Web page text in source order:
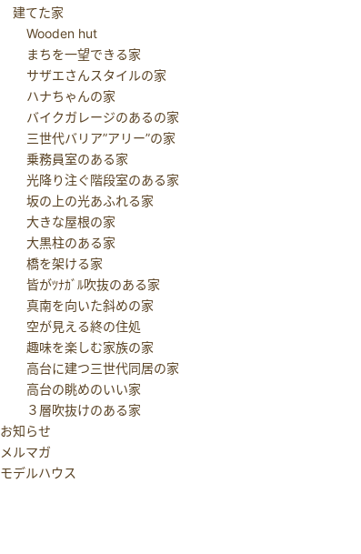
建てた家
Wooden hut
まちを一望できる家
サザエさんスタイルの家
ハナちゃんの家
バイクガレージのあるの家
三世代バリア”アリー”の家
乗務員室のある家
光降り注ぐ階段室のある家
坂の上の光あふれる家
大きな屋根の家
大黒柱のある家
橋を架ける家
皆がﾂﾅｶﾞﾙ吹抜のある家
真南を向いた斜めの家
空が見える終の住処
趣味を楽しむ家族の家
高台に建つ三世代同居の家
高台の眺めのいい家
３層吹抜けのある家
お知らせ
メルマガ
モデルハウス